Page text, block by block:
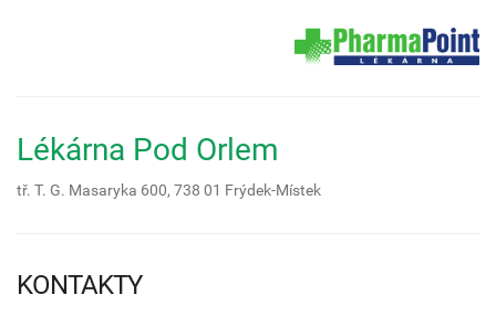
Lékárna Pod Orlem
tř. T. G. Masaryka 600, 738 01 Frýdek-Místek
KONTAKTY